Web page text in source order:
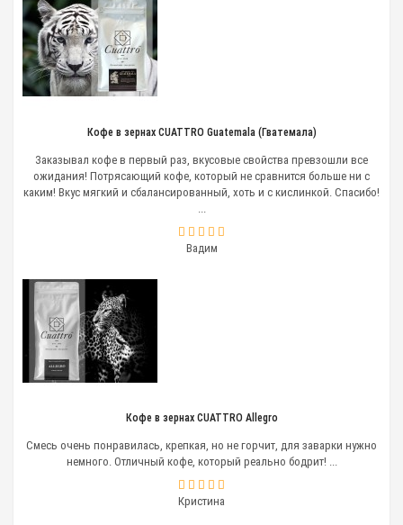
Кофе в зернах CUATTRO Guatemala (Гватемала)
Заказывал кофе в первый раз, вкусовые свойства превзошли все
ожидания! Потрясающий кофе, который не сравнится больше ни с
каким! Вкус мягкий и сбалансированный, хоть и с кислинкой. Спасибо!
Вадим
Кофе в зернах CUATTRO Allegro
Смесь очень понравилась, крепкая, но не горчит, для заварки нужно
немного. Отличный кофе, который реально бодрит! ...
Кристина